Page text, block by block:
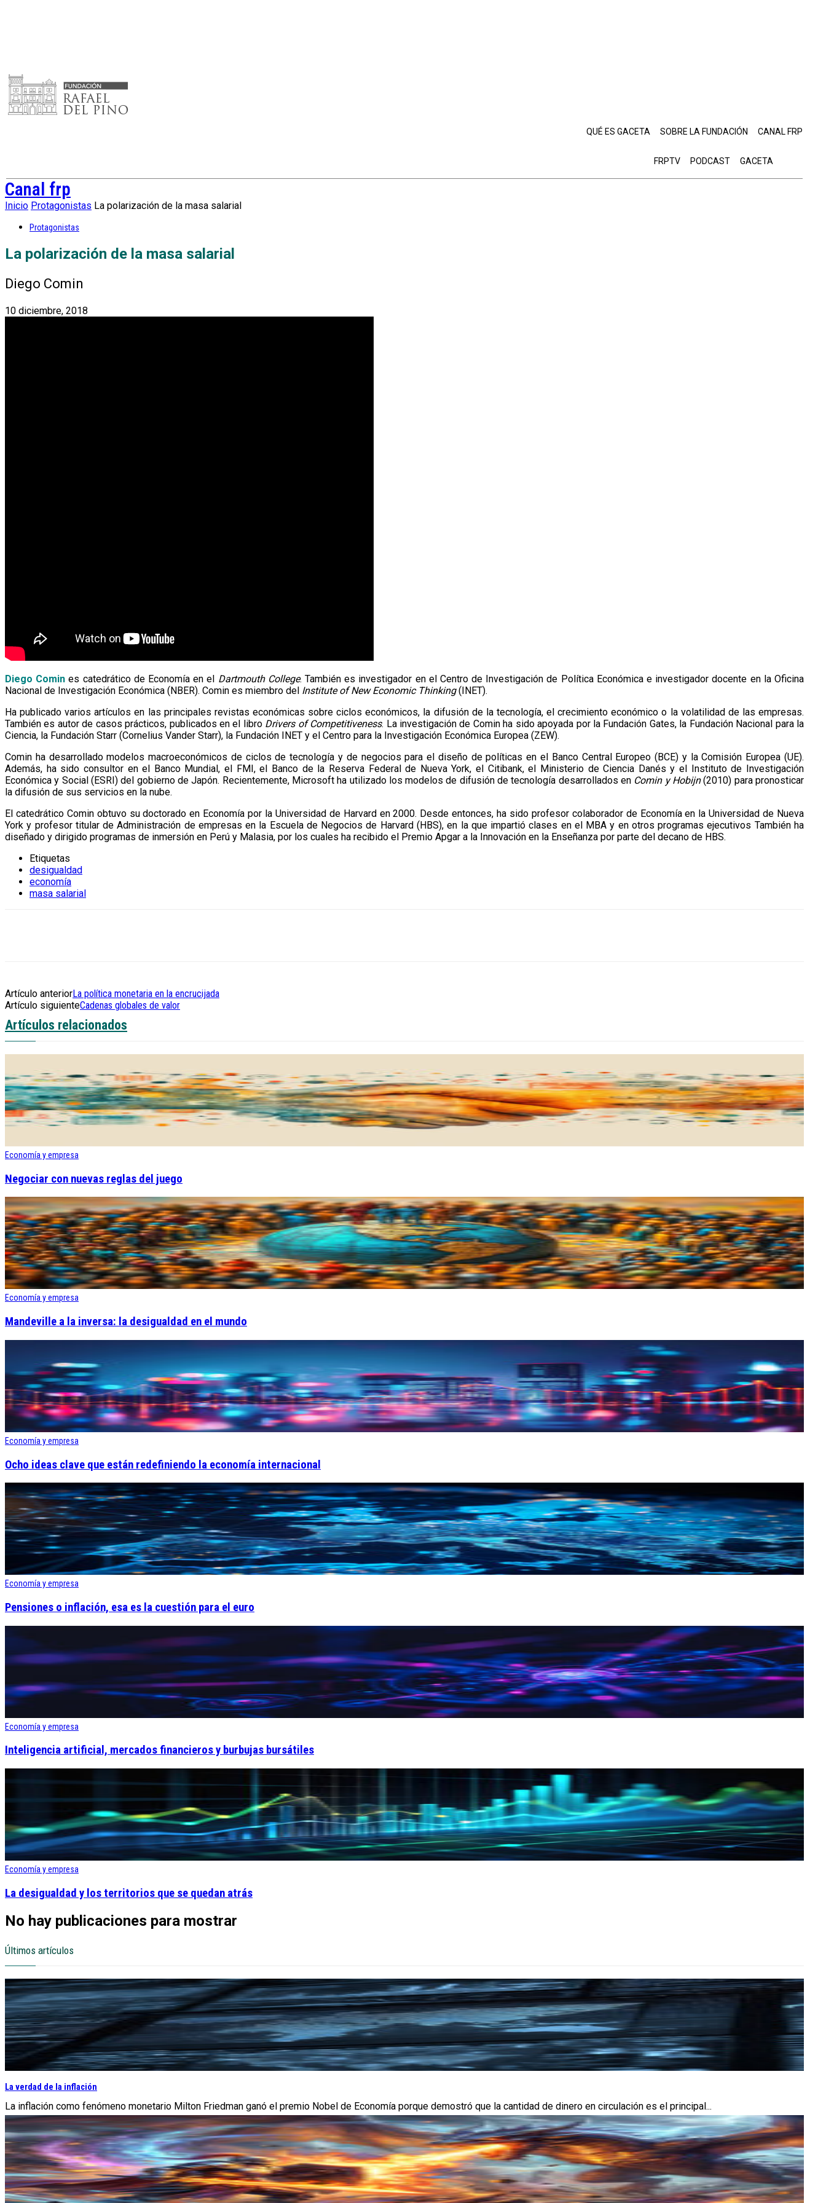
QUÉ ES GACETA SOBRE LA FUNDACIÓN CANAL FRP
FRPTV PODCAST GACETA
Canal frp
Inicio Protagonistas La polarización de la masa salarial
Protagonistas
La polarización de la masa salarial
Diego Comin
10 diciembre, 2018
Diego Comin es catedrático de Economía en el Dartmouth College. También es investigador en el Centro de Investigación de Política Económica e investigador docente en la Oficina
Nacional de Investigación Económica (NBER). Comin es miembro del Institute of New Economic Thinking(INET).
Ha publicado varios artículos en las principales revistas económicas sobre ciclos económicos, la difusión de la tecnología, el crecimiento económico o la volatilidad de las empresas.
También es autor de casos prácticos, publicados en el libro Drivers of Competitiveness. La investigación de Comin ha sido apoyada por la Fundación Gates, la Fundación Nacional para la
Ciencia, la Fundación Starr (Cornelius Vander Starr), la Fundación INET y el Centro para la Investigación Económica Europea (ZEW).
Comin ha desarrollado modelos macroeconómicos de ciclos de tecnología y de negocios para el diseño de políticas en el Banco Central Europeo (BCE) y la Comisión Europea (UE).
Además, ha sido consultor en el Banco Mundial, el FMI, el Banco de la Reserva Federal de Nueva York, el Citibank, el Ministerio de Ciencia Danés y el Instituto de Investigación
Económica y Social (ESRI) del gobierno de Japón. Recientemente, Microsoft ha utilizado los modelos de difusión de tecnología desarrollados en Comin y Hobijn(2010) para pronosticar
la difusión de sus servicios en la nube.
El catedrático Comin obtuvo su doctorado en Economía por la Universidad de Harvard en 2000. Desde entonces, ha sido profesor colaborador de Economía en la Universidad de Nueva
York y profesor titular de Administración de empresas en la Escuela de Negocios de Harvard (HBS), en la que impartió clases en el MBA y en otros programas ejecutivos También ha
diseñado y dirigido programas de inmersión en Perú y Malasia, por los cuales ha recibido el Premio Apgar a la Innovación en la Enseñanza por parte del decano de HBS.
Etiquetas
desigualdad
economía
masa salarial
Artículo anteriorLa política monetaria en la encrucijada
Artículo siguienteCadenas globales de valor
Artículos relacionados
Economía y empresa
Negociar con nuevas reglas del juego
Economía y empresa
Mandeville a la inversa: la desigualdad en el mundo
Economía y empresa
Ocho ideas clave que están redefiniendo la economía internacional
Economía y empresa
Pensiones o inflación, esa es la cuestión para el euro
Economía y empresa
Inteligencia artificial, mercados financieros y burbujas bursátiles
Economía y empresa
La desigualdad y los territorios que se quedan atrás
No hay publicaciones para mostrar
Últimos artículos
La verdad de la inflación
La inflación como fenómeno monetario Milton Friedman ganó el premio Nobel de Economía porque demostró que la cantidad de dinero en circulación es el principal...